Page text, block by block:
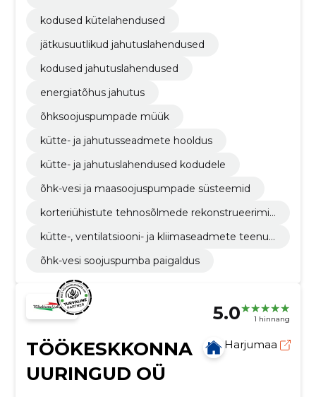
kodused kütelahendused
jätkusuutlikud jahutuslahendused
kodused jahutuslahendused
energiatõhus jahutus
õhksoojuspumpade müük
kütte- ja jahutusseadmete hooldus
kütte- ja jahutuslahendused kodudele
õhk-vesi ja maasoojuspumpade süsteemid
korteriühistute tehnosõlmede rekonstrueerimin
kütte-, ventilatsiooni- ja kliimaseadmete teenus
õhk-vesi soojuspumba paigaldus
5.0 1 hinnang
TÖÖKESKKONNA
UURINGUD OÜ
Harjumaa